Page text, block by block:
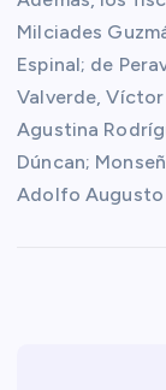
Milciades
Espinal; de
Valverde,
Agustina
Dúncan;
Adolfo Augusto